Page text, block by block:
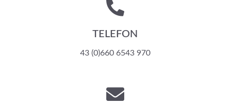
TELEFON
43 (0)660 6543 970